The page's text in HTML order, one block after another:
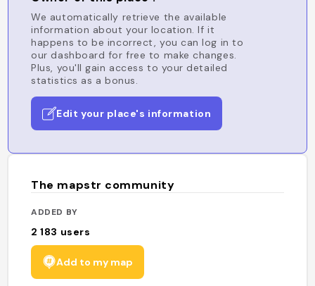
We automatically retrieve the available
information about your location. If it
happens to be incorrect, you can log in to
our dashboard for free to make changes.
Plus, you'll gain access to your detailed
statistics as a bonus.
Edit your place's information
The mapstr community
ADDED BY
2 183 users
Add to my map